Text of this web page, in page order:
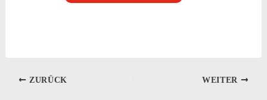
ZURÜCK WEITER